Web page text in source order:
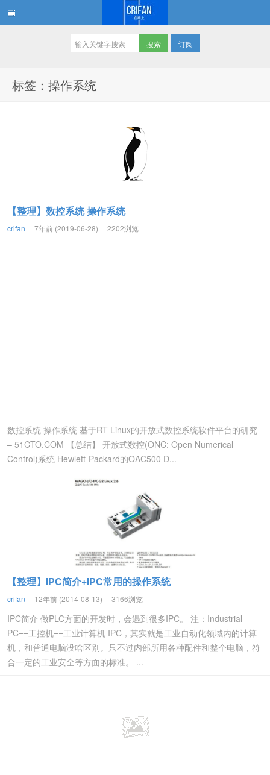
订阅
标签：操作系统
【整理】数控系统 操作系统
crifan 7年前 (2019-06-28) 2202浏览
数控系统 操作系统 基于RT-Linux的开放式数控系统软件平台的研究
– 51CTO.COM 【总结】 开放式数控(ONC: Open Numerical
Control)系统 Hewlett-Packard的OAC500 D...
【整理】IPC简介+IPC常用的操作系统
crifan 12年前 (2014-08-13) 3166浏览
IPC简介 做PLC方面的开发时，会遇到很多IPC。 注：Industrial
PC==工控机==工业计算机 IPC，其实就是工业自动化领域内的计算
机，和普通电脑没啥区别。只不过内部所用各种配件和整个电脑，符
合一定的工业安全等方面的标准。 ...